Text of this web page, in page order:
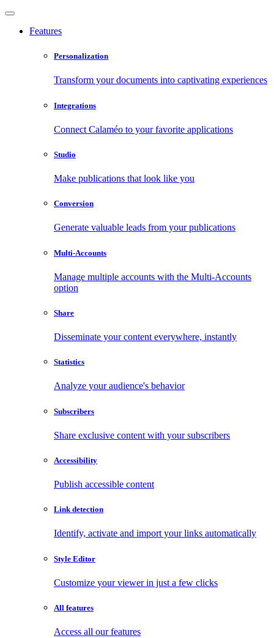
Features
Personalization
Transform your documents into captivating experiences
Integrations
Connect Calaméo to your favorite applications
Studio
Make publications that look like you
Conversion
Generate valuable leads from your publications
Multi-Accounts
Manage multiple accounts with the Multi-Accounts
option
Share
Disseminate your content everywhere, instantly
Statistics
Analyze your audience's behavior
Subscribers
Share exclusive content with your subscribers
Accessibility
Publish accessible content
Link detection
Identify, activate and import your links automatically
Style Editor
Customize your viewer in just a few clicks
All features
Access all our features